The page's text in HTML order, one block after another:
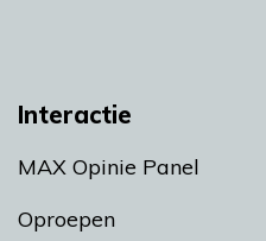
Interactie
MAX Opinie Panel
Oproepen